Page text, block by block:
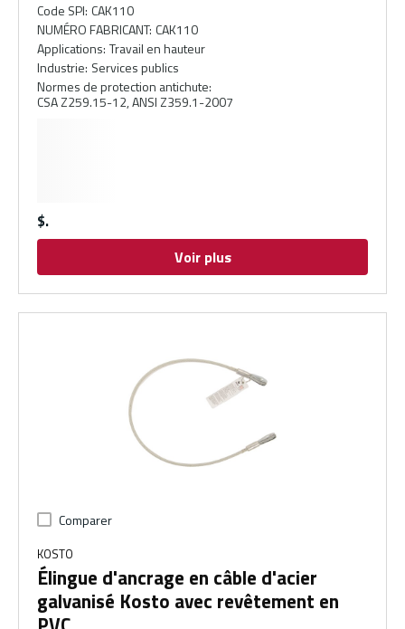
Code SPI: CAK110
NUMÉRO FABRICANT: CAK110
Applications: Travail en hauteur
Industrie: Services publics
Normes de protection antichute:
CSA Z259.15-12, ANSI Z359.1-2007
$
Voir plus
Comparer
KOSTO
Élingue d'ancrage en câble d'acier
galvanisé Kosto avec revêtement en